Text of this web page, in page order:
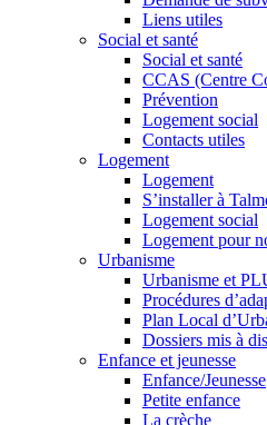
Liens utiles
Social et santé
Social et santé
CCAS (Centre
Prévention
Logement social
Contacts utiles
Logement
Logement
S’installer à
Logement social
Logement pour
Urbanisme
Urbanisme et
Procédures
Plan Local
Dossiers mis à
Enfance et jeunesse
Enfance/Jeunesse
Petite enfance
La crèche